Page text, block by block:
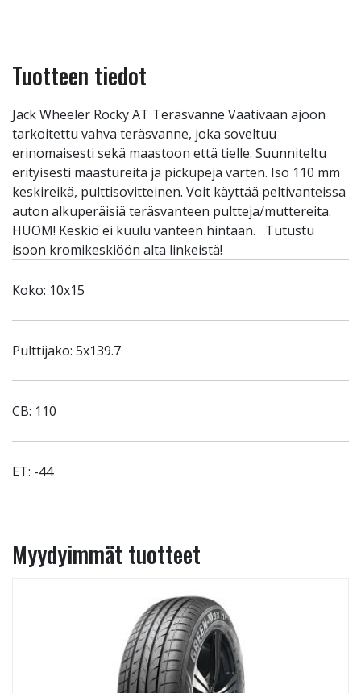
Tuotteen tiedot
Jack Wheeler Rocky AT Teräsvanne Vaativaan ajoon
tarkoitettu vahva teräsvanne, joka soveltuu
erinomaisesti sekä maastoon että tielle. Suunniteltu
erityisesti maastureita ja pickupeja varten. Iso 110 mm
keskireikä, pulttisovitteinen. Voit käyttää peltivanteissa
auton alkuperäisiä teräsvanteen pultteja/muttereita.
HUOM! Keskiö ei kuulu vanteen hintaan. Tutustu
isoon kromikeskiöön alta linkeistä!
Koko: 10x15
Pulttijako: 5x139.7
CB: 110
ET: -44
Myydyimmät tuotteet